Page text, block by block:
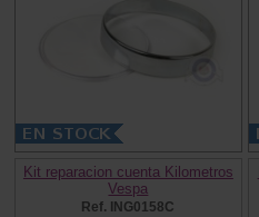
Kit reparacion cuenta Kilometros
Vespa
Ref. ING0158C